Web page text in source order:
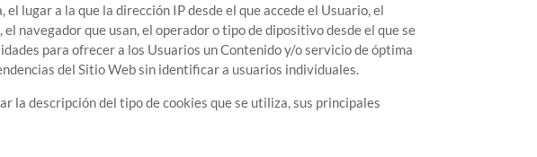
lugar a la que la dirección IP desde el que accede el Usuario, el
navegador que usan, el operador o tipo de dipositivo desde el que se
para ofrecer a los Usuarios un Contenido y/o servicio de óptima
del Sitio Web sin identificar a usuarios individuales.
la descripción del tipo de cookies que se utiliza, sus principales